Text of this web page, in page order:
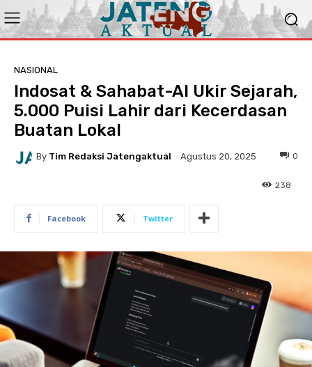
NASIONAL
Indosat & Sahabat-AI Ukir Sejarah,
5.000 Puisi Lahir dari Kecerdasan
Buatan Lokal
By Tim Redaksi Jatengaktual Agustus 20, 2025 0
238
Facebook Twitter